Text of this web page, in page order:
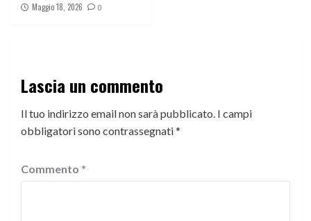
Maggio 18, 2026 0
Lascia un commento
Il tuo indirizzo email non sarà pubblicato. I campi
obbligatori sono contrassegnati*
Commento *